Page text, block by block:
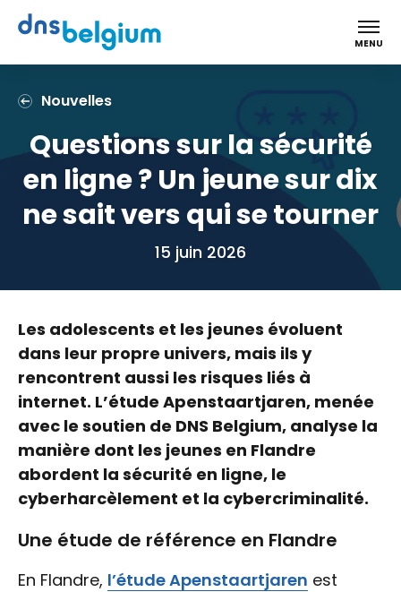
DNS Belgium
MENU
Nouvelles
Questions sur la sécurité
en ligne ? Un jeune sur dix
ne sait vers qui se tourner
15 juin 2026
Les adolescents et les jeunes évoluent
dans leur propre univers, mais ils y
rencontrent aussi les risques liés à
internet. L’étude Apenstaartjaren, menée
avec le soutien de DNS Belgium, analyse la
manière dont les jeunes en Flandre
abordent la sécurité en ligne, le
cyberharcèlement et la cybercriminalité.
Une étude de référence en Flandre
En Flandre, l’étude Apenstaartjaren est